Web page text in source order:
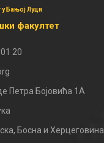
у Бањој Луци
факултет
20
Петра Бојовића 1А
Босна и Херцеговина